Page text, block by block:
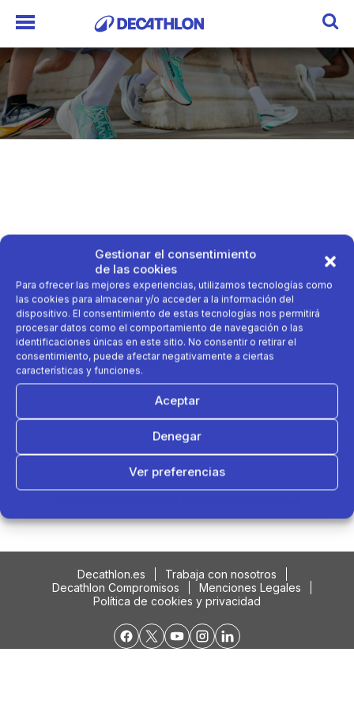
Gestionar el consentimiento
de las cookies
Para ofrecer las mejores experiencias, utilizamos tecnologías como
las cookies para almacenar y/o acceder a la información del
dispositivo. El consentimiento de estas tecnologías nos permitirá
procesar datos como el comportamiento de navegación o las
identificaciones únicas en este sitio. No consentir o retirar el
consentimiento, puede afectar negativamente a ciertas
características y funciones.
Aceptar
Denegar
Ver preferencias
Decathlon.es
Trabaja con nosotros
Decathlon Compromisos
Menciones Legales
Política de cookies y privacidad